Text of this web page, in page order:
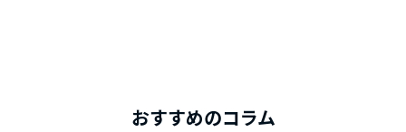
おすすめのコラム